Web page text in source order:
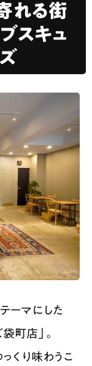
れる街
スキュ
ーマにした
町店」。
くり味わうこ